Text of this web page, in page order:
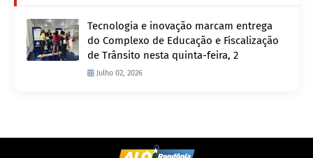
Tecnologia e inovação marcam entrega
do Complexo de Educação e Fiscalização
de Trânsito nesta quinta-feira, 2
Julho 02, 2026